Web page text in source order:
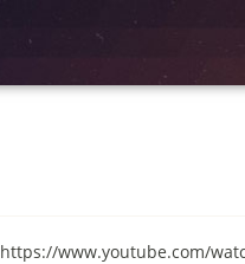
https://www.youtube.com/